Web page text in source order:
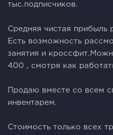
тыс.подписчиков.
Средняя чистая прибыль
Есть возможность
занятия и
400 , смотря как
Продаю вместе со всем
инвентарем.
Стоимость только всех